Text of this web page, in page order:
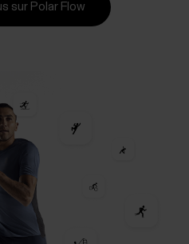
sur Polar Flow